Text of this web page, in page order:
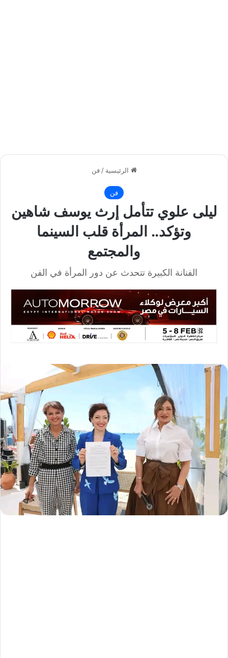
الرئيسية / فن
فن
ليلى علوي تتأمل إرث يوسف شاهين
وتؤكد.. المرأة قلب السينما
والمجتمع
الفنانة الكبيرة تتحدث عن دور المرأة في الفن